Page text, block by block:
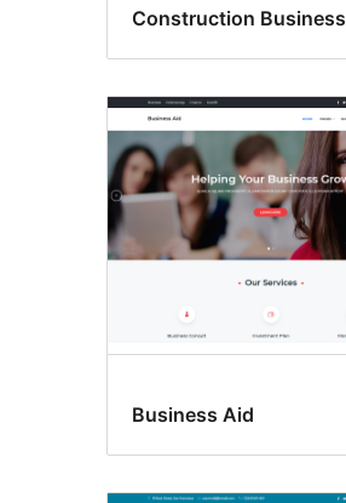
Construction Business
Business Aid